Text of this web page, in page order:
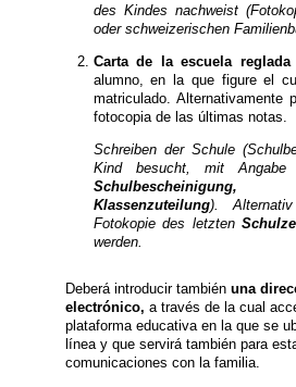
des Kindes nachweist
oder schweizerischen
Carta de la escuela reglada
alumno, en la que figure el
matriculado. Alternativamente
fotocopia de las últimas notas.
Schreiben der Schule
Kind besucht, mit
Schulbescheinigung,
Klassenzuteilung).
Fotokopie des letzten
werden.
Deberá introducir también una
electrónico, a través de la cual
plataforma educativa en la que se
línea y que servirá también para
comunicaciones con la familia.